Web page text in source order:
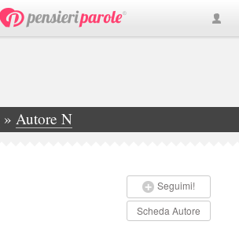
» Autore N
Seguimi!
Scheda Autore